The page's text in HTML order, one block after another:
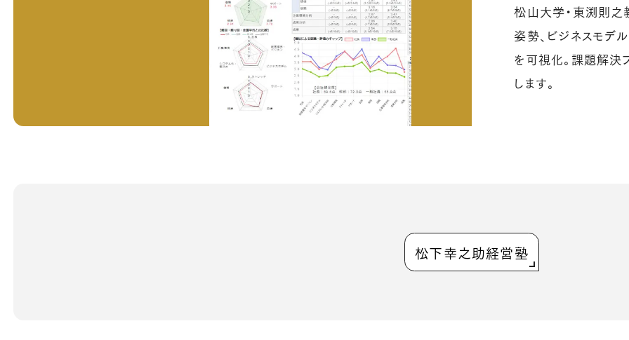
松山大学・東渕則之
姿勢、ビジネスモデ
を可視化。課題解決
します。
松下幸之助経営塾